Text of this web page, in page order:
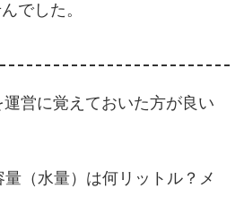
でした。
営に覚えておいた方が良い
（水量）は何リットル？メ